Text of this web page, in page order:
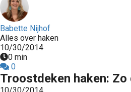
Babette Nijhof
Alles over haken
10/30/2014
0 min
0
Troostdeken haken: Zo